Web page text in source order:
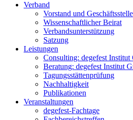
Verband
Vorstand und Geschäftsstelle
Wissenschaftlicher Beirat
Verbandsunterstützung
Satzung
Leistungen
Consulting: degefest Institut
Beratung: degefest Institut
Tagungsstättenprüfung
Nachhaltigkeit
Publikationen
Veranstaltungen
degefest-Fachtage